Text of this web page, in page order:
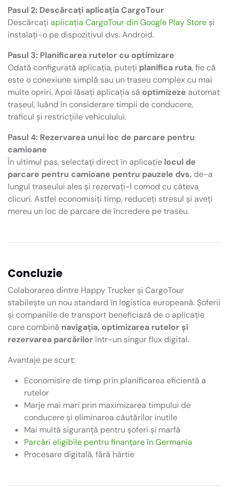
Pasul 2: Descărcați aplicația CargoTour
Descărcați aplicația CargoTour din Google Play Store și
instalați-o pe dispozitivul dvs. Android.
Pasul 3: Planificarea rutelor cu optimizare
Odată configurată aplicația, puteți planifica ruta, fie că
este o conexiune simplă sau un traseu complex cu mai
multe opriri. Apoi lăsați aplicația să optimizeze automat
traseul, luând în considerare timpii de conducere,
traficul și restricțiile vehiculului.
Pasul 4: Rezervarea unui loc de parcare pentru
camioane
În ultimul pas, selectați direct în aplicație locul de
parcare pentru camioane pentru pauzele dvs.de-a
lungul traseului ales și rezervați-l comod cu câteva
clicuri. Astfel economisiți timp, reduceți stresul și aveți
mereu un loc de parcare de încredere pe traseu.
Concluzie
Colaborarea dintre Happy Trucker și CargoTour
stabilește un nou standard în logistica europeană. Șoferii
și companiile de transport beneficiază de o aplicație
care combină navigația, optimizarea rutelor și
rezervarea parcărilorîntr-un singur flux digital.
Avantaje pe scurt:
Economisire de timp prin planificarea eficientă a
rutelor
Marje mai mari prin maximizarea timpului de
conducere și eliminarea căutărilor inutile
Mai multă siguranță pentru șoferi și marfă
Parcări eligibile pentru finanțare în Germania
Procesare digitală, fără hârtie